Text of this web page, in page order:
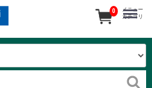
0
メニュー
カテゴリ